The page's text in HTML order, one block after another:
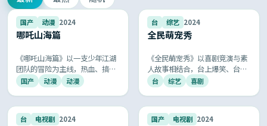
国产 动漫 2024
哪吒山海篇
《哪吒山海篇》以一支少年江湖
团队的冒险为主线，热血、搞
笑、感动一应俱全，国风音乐与
京剧元素的运用让人耳目一新。
国产 动漫 动漫
台 综艺 2024
全民萌宠秀
《全民萌宠秀》以喜剧竞演与素
人故事相结合，台上爆笑、台下
走心，被全网称为「年度最治愈
的国产综艺」。
台 综艺 喜剧
台 电视剧 2024 国产 电视剧 2024